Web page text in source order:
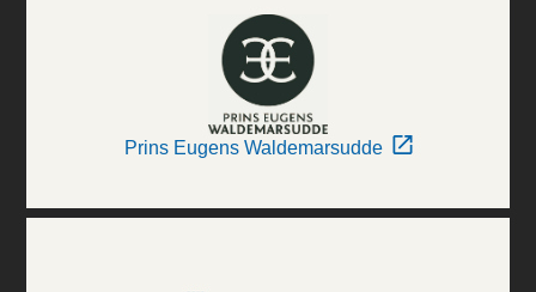
Prins Eugens Waldemarsudde